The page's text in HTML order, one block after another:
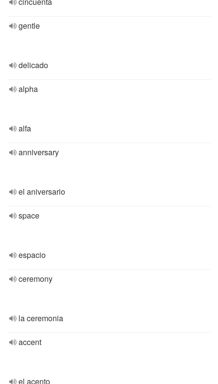
gentle
delicado
alpha
alfa
anniversary
el aniversario
space
espacio
ceremony
la ceremonia
accent
el acento